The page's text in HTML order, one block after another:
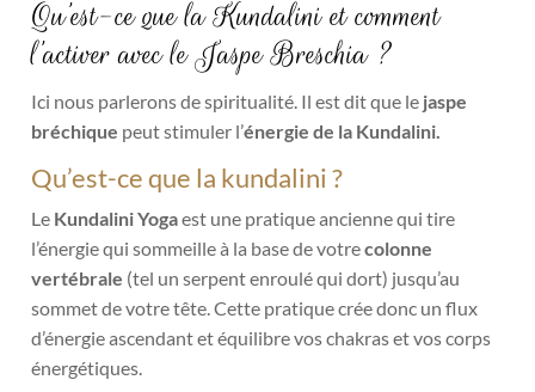
Qu’est-ce que la Kundalini et comment
l’activer avec le Jaspe Breschia ?
Ici nous parlerons de spiritualité. Il est dit que le jaspe
bréchique peut stimuler l’énergie de la Kundalini.
Qu’est-ce que la kundalini ?
Le Kundalini Yogaest une pratique ancienne qui tire
l’énergie qui sommeille à la base de votrecolonne
vertébrale (tel un serpent enroulé qui dort) jusqu’au
sommet de votre tête. Cette pratique crée donc un flux
d’énergie ascendant et équilibre vos chakras et vos corps
énergétiques.